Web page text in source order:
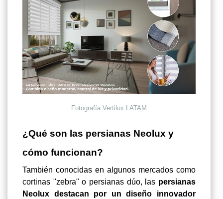
Fotografía Vertilux LATAM
¿Qué son las persianas Neolux y
cómo funcionan?
También conocidas en algunos mercados como
cortinas "zebra" o persianas dúo, las persianas
Neolux destacan por un diseño innovador